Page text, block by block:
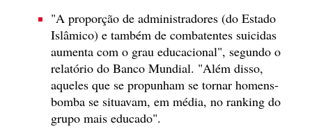
"A proporção de administradores (do Estado
Islâmico) e também de combatentes suicidas
aumenta com o grau educacional", segundo o
relatório do Banco Mundial. "Além disso,
aqueles que se propunham se tornar homens-
bomba se situavam, em média, no ranking do
grupo mais educado".